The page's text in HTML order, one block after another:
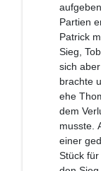
Partien
Patrick
Sieg,
sich
brachte
ehe
dem
musste.
einer
Stück